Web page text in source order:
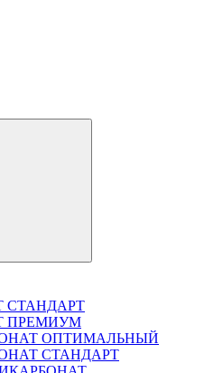
СТАНДАРТ
ПРЕМИУМ
ОПТИМАЛЬНЫЙ
СТАНДАРТ